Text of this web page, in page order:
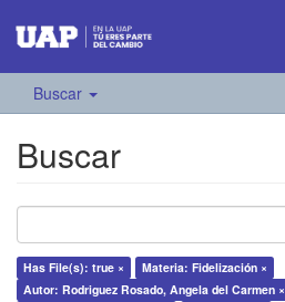
Buscar
Buscar
Has File(s): true ×
Materia: Fidelización ×
Autor: Rodriguez Rosado, Angela del Carmen ×